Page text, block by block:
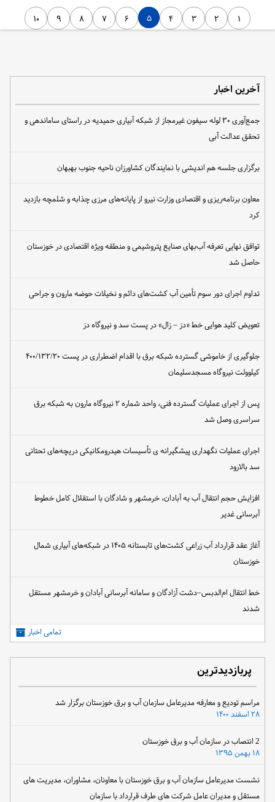
۱ ۲ ۳ ۴ ۵ ۶ ۷ ۸ ۹ ۱۰
آخرین اخبار
جمع‌آوری ۳۰ لوله سیفون غیرمجاز از شبکه آبیاری حمیدیه در راستای ساماندهی و
تحقق عدالت آبی
برگزاری جلسه هم اندیشی با نمایندگان کشاورزان ناحیه جنوب بهبهان
معاون برنامه‌ریزی و اقتصادی وزارت نیرو از پایانه‌های مرزی چذابه و شلمچه بازدید
کرد
توافق نهایی تعرفه آب‌بهای صنایع پتروشیمی و منطقه ویژه اقتصادی در خوزستان
حاصل شد
تداوم اجرای دور سوم تأمین آب کشت‌های دائم و نخیلات حوضه مارون و جراحی
تعویض کلید هوایی خط «دز – زال» در پست سد و نیروگاه دز
جلوگیری از خاموشی گسترده شبکه برق با اقدام اضطراری در پست ۴۰۰/۱۳۲/۲۰
کیلوولت نیروگاه مسجدسلیمان
پس از اجرای عملیات گسترده فنی، واحد شماره ۲ نیروگاه مارون به شبکه برق
سراسری وصل شد
اجرای عملیات نگهداری پیشگیرانه ی تأسیسات هیدرومکانیکی دریچه‌های تحتانی
سد بالارود
افزایش حجم انتقال آب به آبادان، خرمشهر و شادگان با استقلال کامل خطوط
آبرسانی غدیر
آغاز عقد قرارداد آب زراعی کشت‌های تابستانه ۱۴۰۵ در شبکه‌های آبیاری شمال
خوزستان
خط انتقال ام‌الدبس–دشت آزادگان و سامانه آبرسانی آبادان و خرمشهر مستقل
شدند
تمامی اخبار
پربازدیدترین
مراسم تودیع و معارفه مدیرعامل سازمان آب و برق خوزستان برگزار شد
نشست مدیرعامل سازمان آب و برق خوزستان با معاونان، مشاوران، مدیریت های
مستقل و مدیران عامل شرکت های طرف قرارداد با سازمان